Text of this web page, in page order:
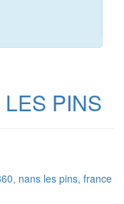
PINS
nans les pins, france